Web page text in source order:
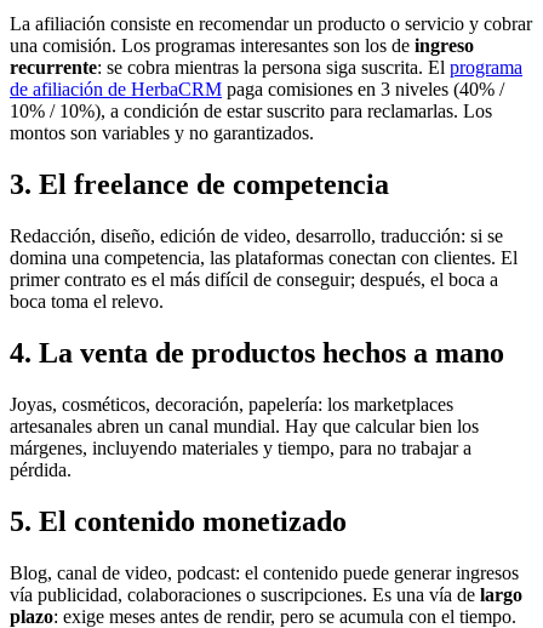
La afiliación consiste en recomendar un producto o servicio y cobrar
una comisión. Los programas interesantes son los de ingreso
recurrente: se cobra mientras la persona siga suscrita. El programa
de afiliación de HerbaCRM paga comisiones en 3 niveles (40% /
10% / 10%), a condición de estar suscrito para reclamarlas. Los
montos son variables y no garantizados.
3. El freelance de competencia
Redacción, diseño, edición de video, desarrollo, traducción: si se
domina una competencia, las plataformas conectan con clientes. El
primer contrato es el más difícil de conseguir; después, el boca a
boca toma el relevo.
4. La venta de productos hechos a mano
Joyas, cosméticos, decoración, papelería: los marketplaces
artesanales abren un canal mundial. Hay que calcular bien los
márgenes, incluyendo materiales y tiempo, para no trabajar a
pérdida.
5. El contenido monetizado
Blog, canal de video, podcast: el contenido puede generar ingresos
vía publicidad, colaboraciones o suscripciones. Es una vía de largo
plazo: exige meses antes de rendir, pero se acumula con el tiempo.